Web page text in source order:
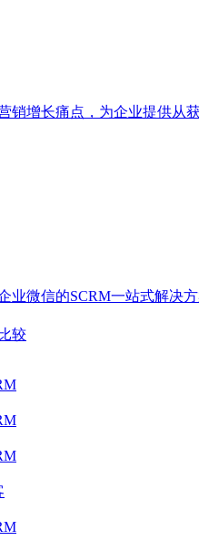
销增长痛点，为企业提供从
业微信的SCRM一站式解决
较